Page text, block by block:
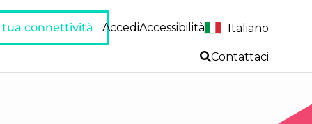
tua connettività AccediAccessibilità Italiano
Contattaci